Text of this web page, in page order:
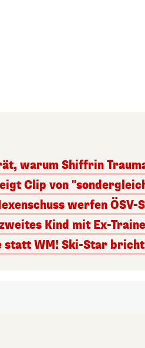
warum Shiffrin
Clip von
werfen
Kind mit Ex-
WM! Ski-Star